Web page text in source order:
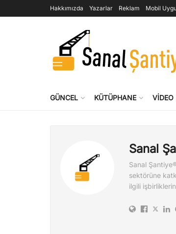
Hakkımızda Yazarlar Reklam Mobil
GÜNCEL KÜTÜPHANE VIDEO
Sanal
Sanal
sektörüne
ilgili